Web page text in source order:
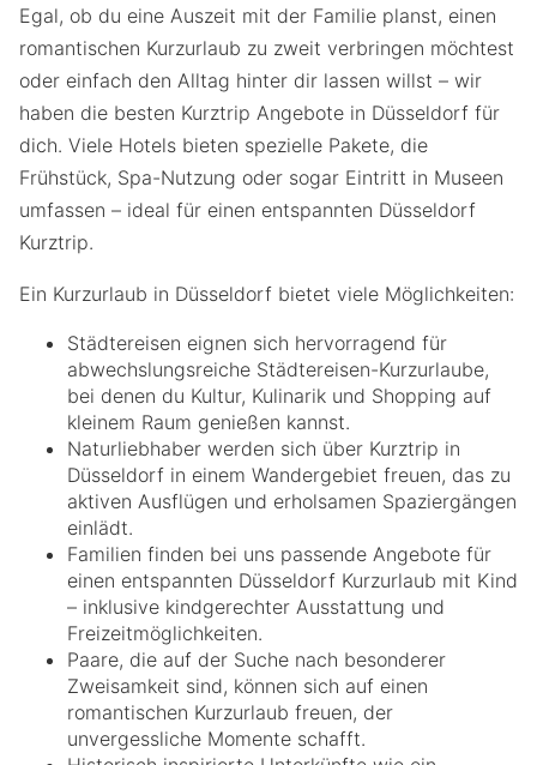
Egal, ob du eine Auszeit mit der Familie planst, einen
romantischen Kurzurlaub zu zweit verbringen möchtest
oder einfach den Alltag hinter dir lassen willst – wir
haben die besten Kurztrip Angebote in Düsseldorf für
dich. Viele Hotels bieten spezielle Pakete, die
Frühstück, Spa-Nutzung oder sogar Eintritt in Museen
umfassen – ideal für einen entspannten Düsseldorf
Kurztrip.
Ein Kurzurlaub in Düsseldorf bietet viele Möglichkeiten:
Städtereisen eignen sich hervorragend für
abwechslungsreiche Städtereisen-Kurzurlaube,
bei denen du Kultur, Kulinarik und Shopping auf
kleinem Raum genießen kannst.
Naturliebhaber werden sich über Kurztrip in
Düsseldorf in einem Wandergebiet freuen, das zu
aktiven Ausflügen und erholsamen Spaziergängen
einlädt.
Familien finden bei uns passende Angebote für
einen entspannten Düsseldorf Kurzurlaub mit Kind
– inklusive kindgerechter Ausstattung und
Freizeitmöglichkeiten.
Paare, die auf der Suche nach besonderer
Zweisamkeit sind, können sich auf einen
romantischen Kurzurlaub freuen, der
unvergessliche Momente schafft.